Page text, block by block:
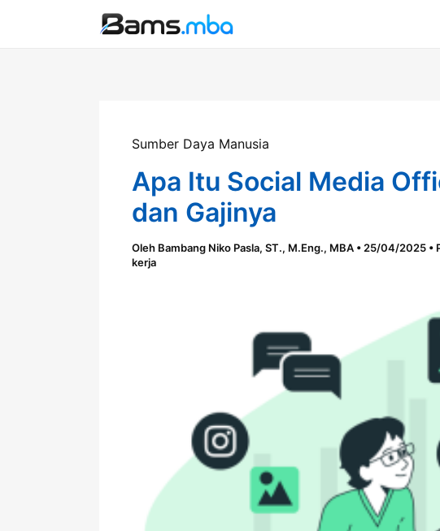
Sumber Daya Manusia
Apa Itu Social Media
dan Gajinya
Oleh Bambang Niko Pasla, ST., M.Eng., MBA • 25/04/2025 •
kerja